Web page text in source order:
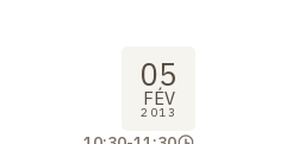
05
FÉV
2013